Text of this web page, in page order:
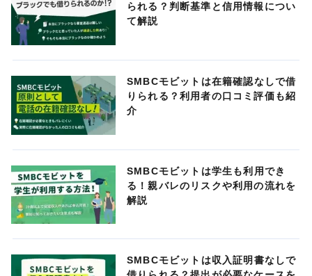
られる？判断基準と信用情報につい
て解説
SMBCモビットは在籍確認なしで借
りられる？利用者の口コミ評価も紹
介
SMBCモビットは学生も利用でき
る！親バレのリスクや利用の流れを
解説
SMBCモビットは収入証明書なしで